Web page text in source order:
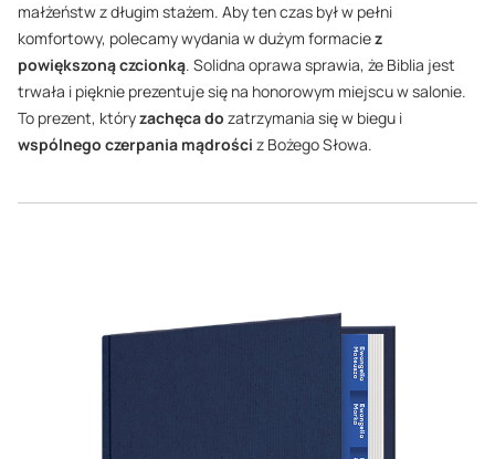
małżeństw z długim stażem. Aby ten czas był w pełni
komfortowy, polecamy wydania w dużym formaciez
powiększoną czcionką. Solidna oprawa sprawia, że Biblia jest
trwała i pięknie prezentuje się na honorowym miejscu w salonie.
To prezent, któryzachęca do zatrzymania się w biegu i
wspólnego czerpania mądrości z Bożego Słowa.